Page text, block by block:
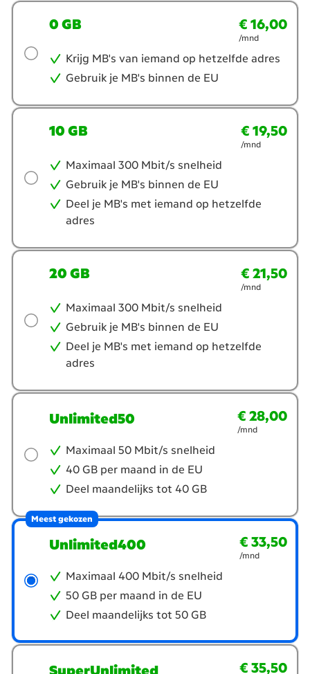
Welke
databundel
0 GB € 16,00
€ 16,00
per maand
/mnd
Krijg MB's van iemand op hetzelfde adres
Gebruik je MB's binnen de EU
10 GB € 19,50
€ 19,50
per maand
/mnd
Maximaal 300 Mbit/s snelheid
Gebruik je MB's binnen de EU
Deel je MB's met iemand op hetzelfde
adres
20 GB € 21,50
€ 21,50
per maand
/mnd
Maximaal 300 Mbit/s snelheid
Gebruik je MB's binnen de EU
Deel je MB's met iemand op hetzelfde
adres
Unlimited50 € 28,00
€ 28,00
per maand
/mnd
Maximaal 50 Mbit/s snelheid
40 GB per maand in de EU
Deel maandelijks tot 40 GB
Meest gekozen
Unlimited400 € 33,50
€ 33,50
per maand
/mnd
Maximaal 400 Mbit/s snelheid
50 GB per maand in de EU
Deel maandelijks tot 50 GB
€ 35,50
€ 35,50
per maand